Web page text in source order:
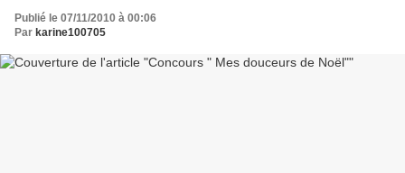
Publié le 07/11/2010 à 00:06
Par karine100705